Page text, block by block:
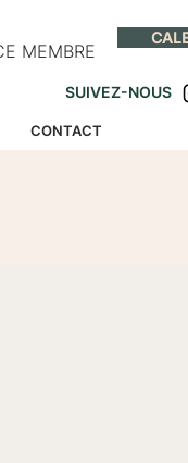
MEMBRE
SUIVEZ-NOUS
CONTACT